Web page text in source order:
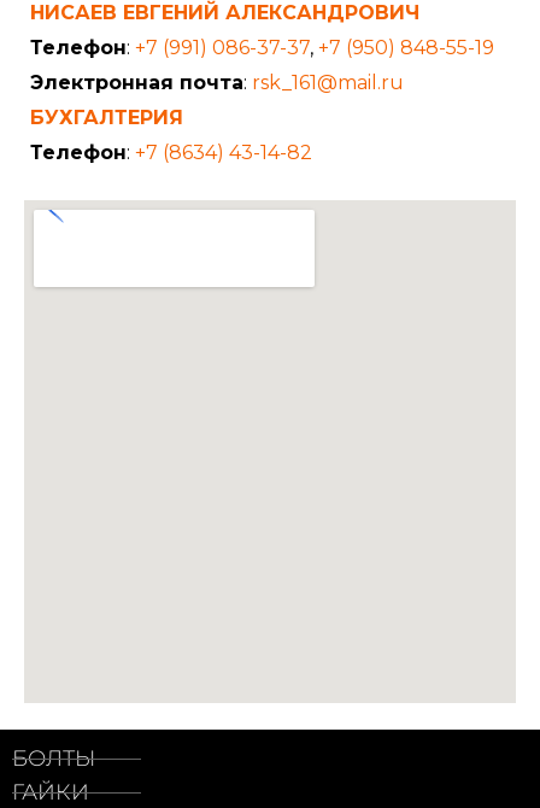
НИСАЕВ ЕВГЕНИЙ АЛЕКСАНДРОВИЧ
Телефон: +7 (991) 086-37-37, +7 (950) 848-55-19
Электронная почта: rsk_161@mail.ru
БУХГАЛТЕРИЯ
Телефон: +7 (8634) 43-14-82
БОЛТЫ
ГАЙКИ